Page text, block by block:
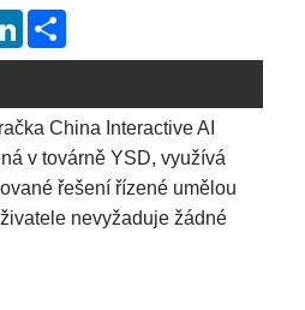
LinkedIn
China Interactive AI
v továrně YSD, využívá
řešení řízené umělou
nevyžaduje žádné